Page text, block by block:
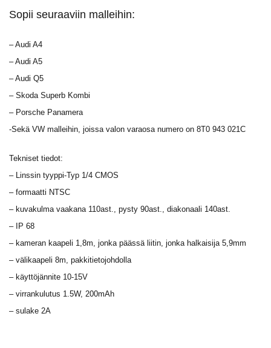
Sopii seuraaviin malleihin:
– Audi A4
– Audi A5
– Audi Q5
– Skoda Superb Kombi
– Porsche Panamera
-Sekä VW malleihin, joissa valon varaosa numero on 8T0 943 021C
Tekniset tiedot:
– Linssin tyyppi-Typ 1/4 CMOS
– formaatti NTSC
– kuvakulma vaakana 110ast., pysty 90ast., diakonaali 140ast.
– IP 68
– kameran kaapeli 1,8m, jonka päässä liitin, jonka halkaisija 5,9mm
– välikaapeli 8m, pakkitietojohdolla
– käyttöjännite 10-15V
– virrankulutus 1.5W, 200mAh
– sulake 2A